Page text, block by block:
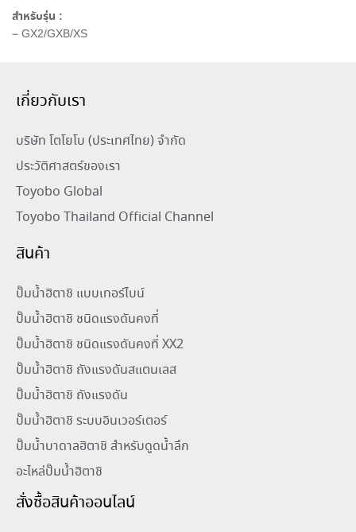
สำหรับรุ่น :
– GX2/GXB/XS
เกี่ยวกับเรา
บริษัท โตโยโบ (ประเทศไทย) จำกัด
ประวัติศาสตร์ของเรา
Toyobo Global
Toyobo Thailand Official Channel
สินค้า
ปั๊มน้ำฮิตาชิ แบบเทอร์ไบน์
ปั๊มน้ำฮิตาชิ ชนิดแรงดันคงที่
ปั๊มน้ำฮิตาชิ ชนิดแรงดันคงที่ XX2
ปั๊มน้ำฮิตาชิ ถังแรงดันสแตนเลส
ปั๊มน้ำฮิตาชิ ถังแรงดัน
ปั๊มน้ำฮิตาชิ ระบบอินเวอร์เตอร์
ปั๊มน้ำบาดาลฮิตาชิ สำหรับดูดน้ำลึก
อะไหล่ปั๊มน้ำฮิตาชิ
สั่งซื้อสินค้าออนไลน์